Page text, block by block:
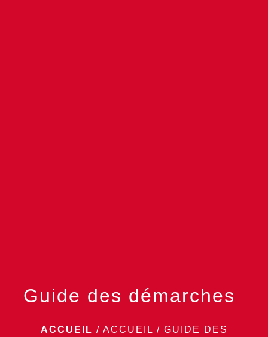
Guide des démarches
ACCUEIL / ACCUEIL / GUIDE DES